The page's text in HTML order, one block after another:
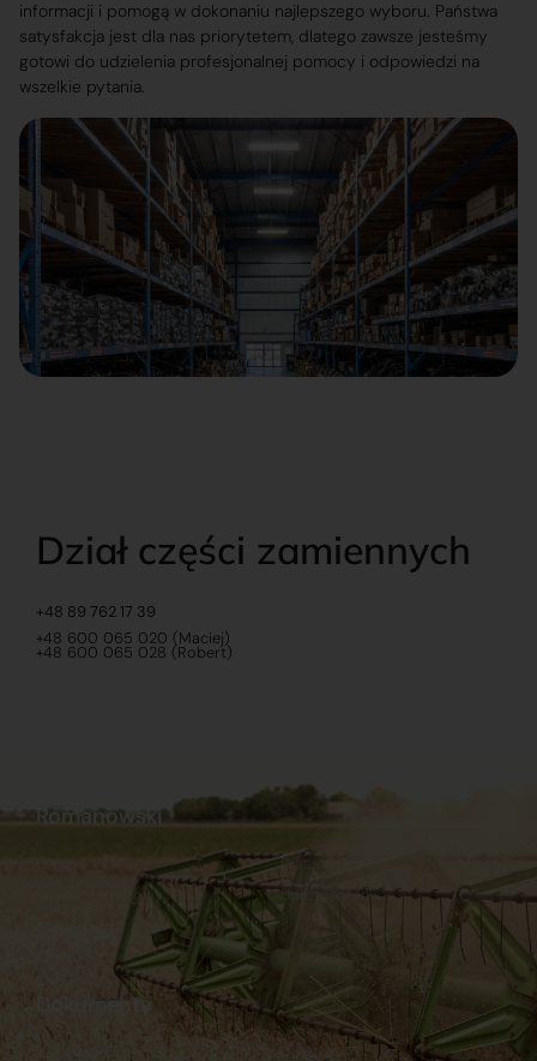
informacji i pomogą w dokonaniu najlepszego wyboru. Państwa
satysfakcja jest dla nas priorytetem, dlatego zawsze jesteśmy
gotowi do udzielenia profesjonalnej pomocy i odpowiedzi na
wszelkie pytania.
Dział części zamiennych
+48 89 762 17 39
+48 600 065 020 (Maciej)
+48 600 065 028 (Robert)
Dokumenty
Regulamin Dostawy
Romanowski
Sklep internetowy
Praca
Ubezpieczenia